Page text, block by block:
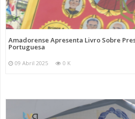
Amadorense Apresenta Livro Sobre
Portuguesa
09 Abril 2025 0 K